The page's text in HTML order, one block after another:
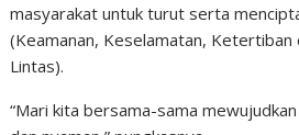
masyarakat untuk turut serta
(Keamanan, Keselamatan, Ketertiban
Lintas).
“Mari kita bersama-sama